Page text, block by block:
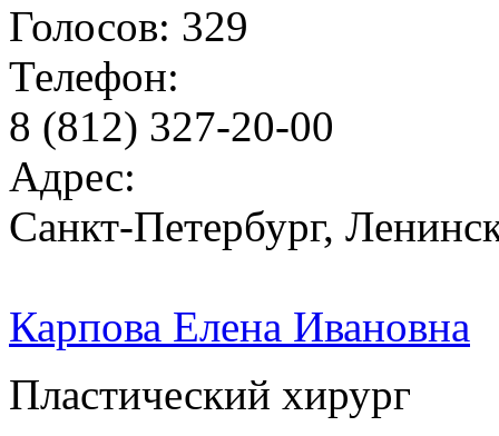
Голосов: 329
Телефон:
8 (812) 327-20-00
Адрес:
Санкт-Петербург,
Карпова Елена Ивановна
Пластический хирург